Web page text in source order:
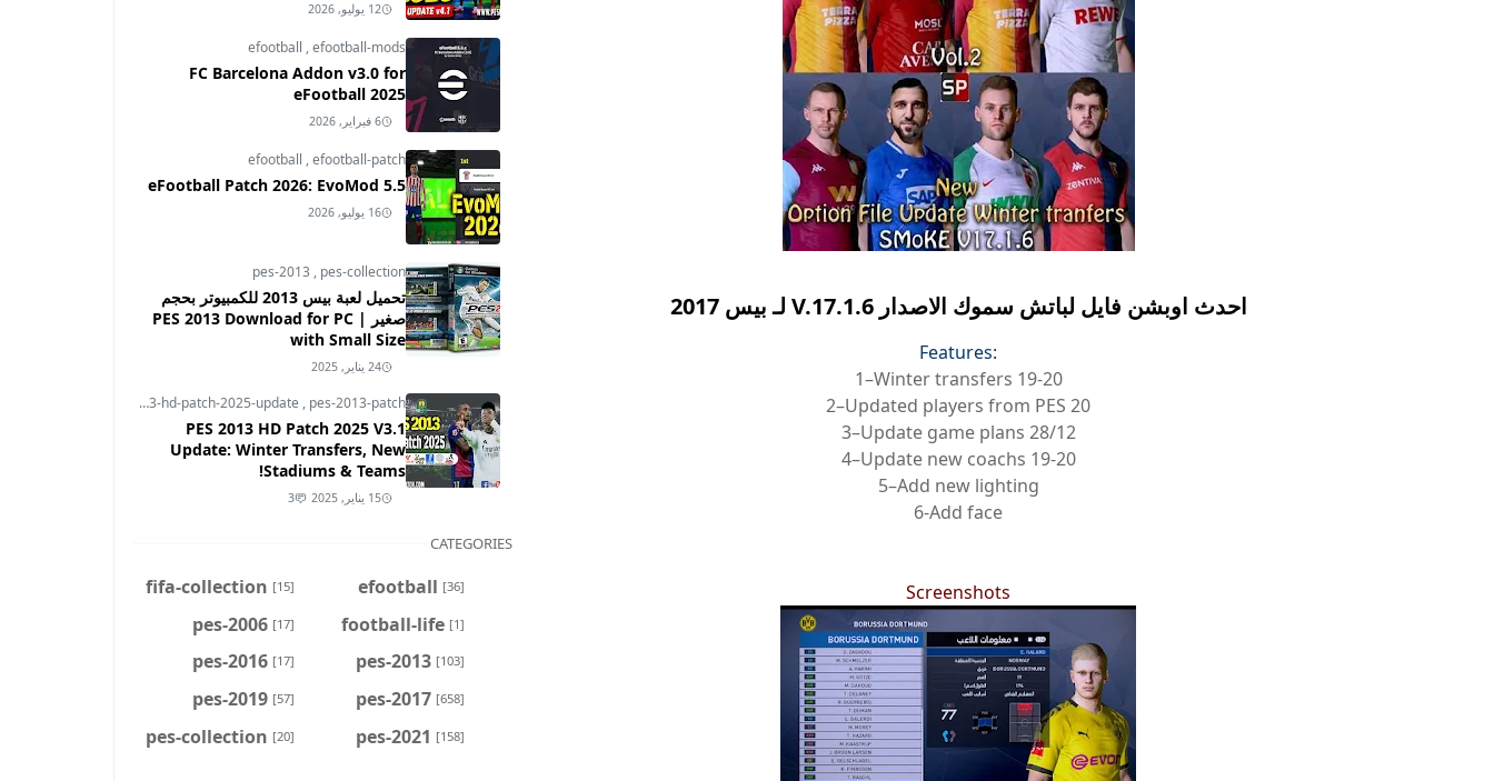
احدث اوبشن فايل لباتش سموك الاصدار V.17.1.6 لـ بيس 2017
Features:
1–Winter transfers 19-20
2–Updated players from PES 20
3–Update game plans 28/12
4–Update new coachs 19-20
5–Add new lighting
6-Add face
Screenshots
12 يوليو, 2026
efootball ,efootball-mods
FC Barcelona Addon v3.0 for
eFootball 2025
6 فبراير, 2026
efootball ,efootball-patch
eFootball Patch 2026: EvoMod 5.5
16 يوليو, 2026
pes-2013 , pes-collection
تحميل لعبة بيس 2013 للكمبيوتر بحجم
صغير | PES 2013 Download for PC
with Small Size
24 يناير, 2025
pes-2013-hd-patch-2025-update , pes-2013-patch
PES 2013 HD Patch 2025 V3.1
Update: Winter Transfers, New
Stadiums & Teams!
15 يناير, 2025 3
CATEGORIES
efootball [36]
fifa-collection [15]
football-life [1]
pes-2006 [17]
pes-2013 [103]
pes-2016 [17]
pes-2017 [658]
pes-2019 [57]
pes-2021 [158]
pes-collection [20]